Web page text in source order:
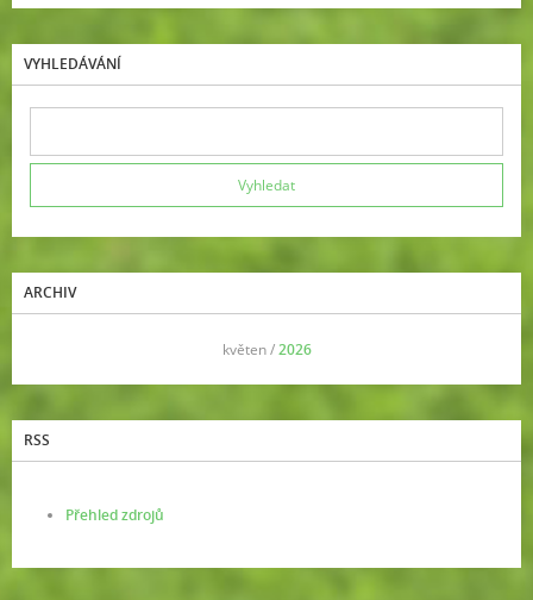
VYHLEDÁVÁNÍ
ARCHIV
květen /2026
RSS
Přehled zdrojů